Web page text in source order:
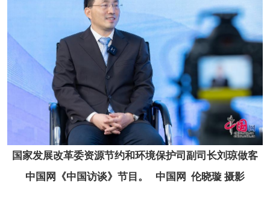
国家发展改革委资源节约和环境保护司副司长刘琼做客
中国网《中国访谈》节目。 中国网 伦晓璇 摄影